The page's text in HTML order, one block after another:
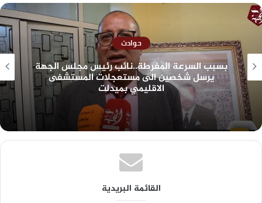
حوادث
بسبب السرعة المفرطة..نائب رئيس مجلس الجهة
يرسل شخصين الى مستعجلات المستشفى
الاقليمي بميدلت
القائمة البريدية